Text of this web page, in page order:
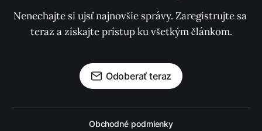
Nenechajte si ujsť najnovšie správy. Zaregistrujte sa
teraz a získajte prístup ku všetkým článkom.
Odoberať teraz
Obchodné podmienky